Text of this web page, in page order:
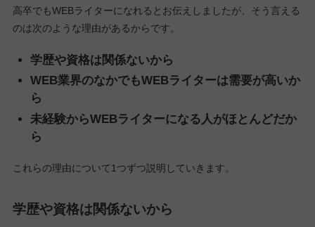
高卒でもWEBライターになれるとお伝えしましたが、そう言える
のは次のような理由があるからです。
学歴や資格は関係ないから
WEB業界のなかでもWEBライターは需要が高いか
ら
未経験からWEBライターになる人がほとんどだか
ら
これらの理由について1つずつ説明していきます。
学歴や資格は関係ないから